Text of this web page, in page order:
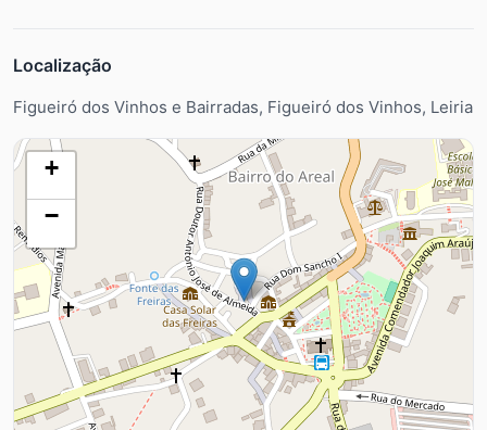
Localização
Figueiró dos Vinhos e Bairradas, Figueiró dos Vinhos, Leiria
+
−